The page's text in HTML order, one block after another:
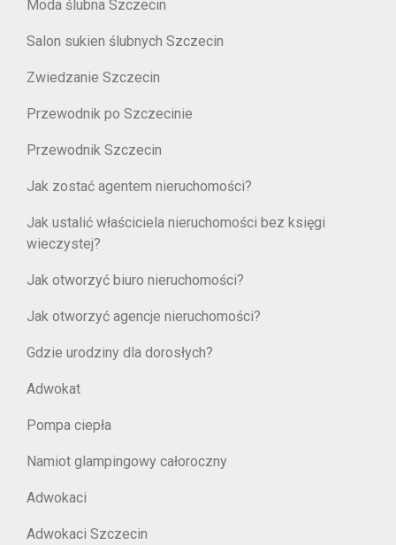
Moda ślubna Szczecin
Salon sukien ślubnych Szczecin
Zwiedzanie Szczecin
Przewodnik po Szczecinie
Przewodnik Szczecin
Jak zostać agentem nieruchomości?
Jak ustalić właściciela nieruchomości bez księgi
wieczystej?
Jak otworzyć biuro nieruchomości?
Jak otworzyć agencje nieruchomości?
Gdzie urodziny dla dorosłych?
Adwokat
Pompa ciepła
Namiot glampingowy całoroczny
Adwokaci
Adwokaci Szczecin